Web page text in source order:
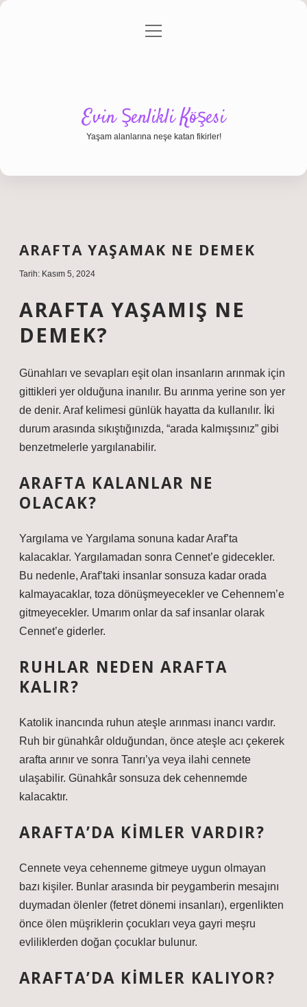
Gizlilik Politikası
menüyü
Evin Şenlikli Köşesi
Yaşam alanlarına neşe katan fikirler!
ARAFTA YAŞAMAK NE DEMEK
Tarih: Kasım 5, 2024
ARAFTA YAŞAMIŞ NE
DEMEK?
Günahları ve sevapları eşit olan insanların arınmak için
gittikleri yer olduğuna inanılır. Bu arınma yerine son yer
de denir. Araf kelimesi günlük hayatta da kullanılır. İki
durum arasında sıkıştığınızda, “arada kalmışsınız” gibi
benzetmelerle yargılanabilir.
ARAFTA KALANLAR NE
OLACAK?
Yargılama ve Yargılama sonuna kadar Araf’ta
kalacaklar. Yargılamadan sonra Cennet’e gidecekler.
Bu nedenle, Araf’taki insanlar sonsuza kadar orada
kalmayacaklar, toza dönüşmeyecekler ve Cehennem’e
gitmeyecekler. Umarım onlar da saf insanlar olarak
Cennet’e giderler.
RUHLAR NEDEN ARAFTA
KALIR?
Katolik inancında ruhun ateşle arınması inancı vardır.
Ruh bir günahkâr olduğundan, önce ateşle acı çekerek
arafta arınır ve sonra Tanrı’ya veya ilahi cennete
ulaşabilir. Günahkâr sonsuza dek cehennemde
kalacaktır.
ARAFTA’DA KIMLER VARDIR?
Cennete veya cehenneme gitmeye uygun olmayan
bazı kişiler. Bunlar arasında bir peygamberin mesajını
duymadan ölenler (fetret dönemi insanları), ergenlikten
önce ölen müşriklerin çocukları veya gayri meşru
evliliklerden doğan çocuklar bulunur.
ARAFTA’DA KIMLER KALIYOR?